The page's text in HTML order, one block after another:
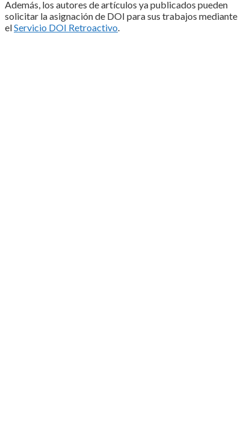
Además, los autores de artículos ya publicados pueden
solicitar la asignación de DOI para sus trabajos mediante
elServicio DOI Retroactivo.